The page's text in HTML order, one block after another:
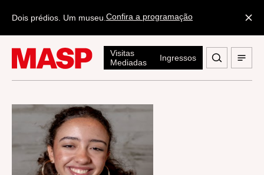
Dois prédios. Um museu. Confira a programação
Visitas
Mediadas
Ingressos